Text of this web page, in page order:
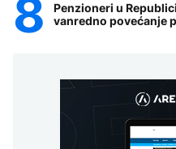
Penzioneri u
vanredno povećanje